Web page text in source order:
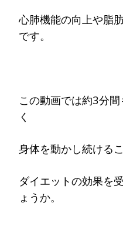
心肺機能の向上や脂
です。
この動画では約3分
く
身体を動かし続ける
ダイエットの効果を
ょうか。